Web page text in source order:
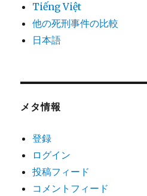
Tiếng Việt
他の死刑事件の比較
日本語
メタ情報
登録
ログイン
投稿フィード
コメントフィード